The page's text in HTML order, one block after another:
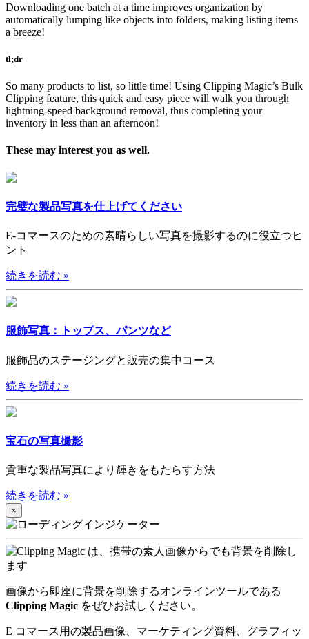
Downloading one batch at a time improves organization by
automatically lumping like objects into folders, making listing items
a breeze!
tl;dr
So many products to list, so little time! Using Clipping Magic’s Bulk
Clipping feature, this quick and easy piece will walk you through
lightning-speed background removal, thus completing your
inventory in less than an afternoon!
These may interest you as well.
完璧な製品写真を仕上げてください
E-コマースのための素晴らしい写真を撮影するのに役立つヒ
ント
続きを読む »
服飾写真：トップス、パンツなど
服飾品のステージングと販売の集中コース
続きを読む »
宝石の写真撮影
貴重な製品写真により輝きをもたらす方法
続きを読む »
×
画像から即座に背景を削除するオンラインツールである
Clipping Magic をぜひお試しください。
E コマース用の製品画像、マーケティング資料、グラフィッ